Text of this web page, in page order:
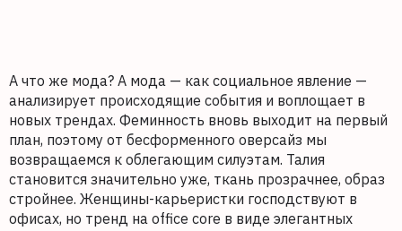
А что же мода? А мода — как социальное явление —
анализирует происходящие события и воплощает в
новых трендах. Феминность вновь выходит на первый
план, поэтому от бесформенного оверсайз мы
возвращаемся к облегающим силуэтам. Талия
становится значительно уже, ткань прозрачнее, образ
стройнее. Женщины-карьеристки господствуют в
офисах, но тренд на office core в виде элегантных